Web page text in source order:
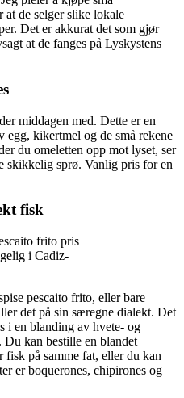
at de selger slike lokale
Det er akkurat det som gjør
at de fanges på Lyskystens
middagen med. Dette er en
egg, kikertmel og de små rekene
du omeletten opp mot lyset, ser
skikkelig sprø. Vanlig pris for en
fisk
i Cadiz-
pescaito frito, eller bare
det på sin særegne dialekt. Det
i en blanding av hvete- og
kan bestille en blandet
på samme fat, eller du kan
er boquerones, chipirones og